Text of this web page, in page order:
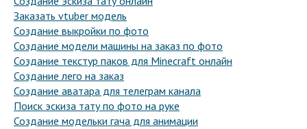
Заказать vtuber модель
Создание выкройки по фото
Создание модели машины на заказ по фото
Создание текстур паков для Minecraft онлайн
Создание лего на заказ
Создание аватара для телеграм канала
Поиск эскиза тату по фото на руке
Создание модельки гача для анимации